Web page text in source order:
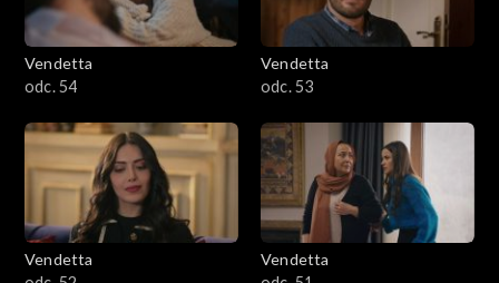
Vendetta
odc. 54
Vendetta
odc. 53
Vendetta
Vendetta